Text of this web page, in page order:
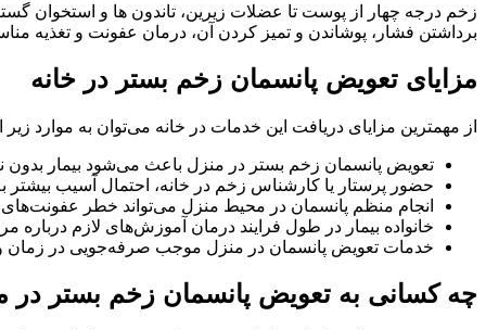
زخم درجه چهار از پوست تا عضلات زیرین، تاندون ها و استخوان
برداشتن فشار، پوشاندن و تمیز کردن آن، درمان عفونت و تغذیه
مزایای تعویض پانسمان زخم بستر در خانه
از مهمترین مزایای دریافت این خدمات در خانه می‌توان به موارد زیر
تعویض پانسمان زخم بستر در منزل باعث می‌شود بیمار بدون
حضور پرستار یا کارشناس زخم در خانه، احتمال آسیب
انجام منظم پانسمان در محیط منزل می‌تواند خطر
خانواده بیمار در طول فرایند درمان آموزش‌های لازم
خدمات تعویض پانسمان در منزل موجب صرفه‌جویی در زمان و
چه کسانی به تعویض پانسمان زخم بستر در